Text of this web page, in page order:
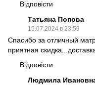
Відповісти
Татьяна Попова
15.07.2024 в 23:59
Спасибо за отличный
приятная
Відповісти
Людмила